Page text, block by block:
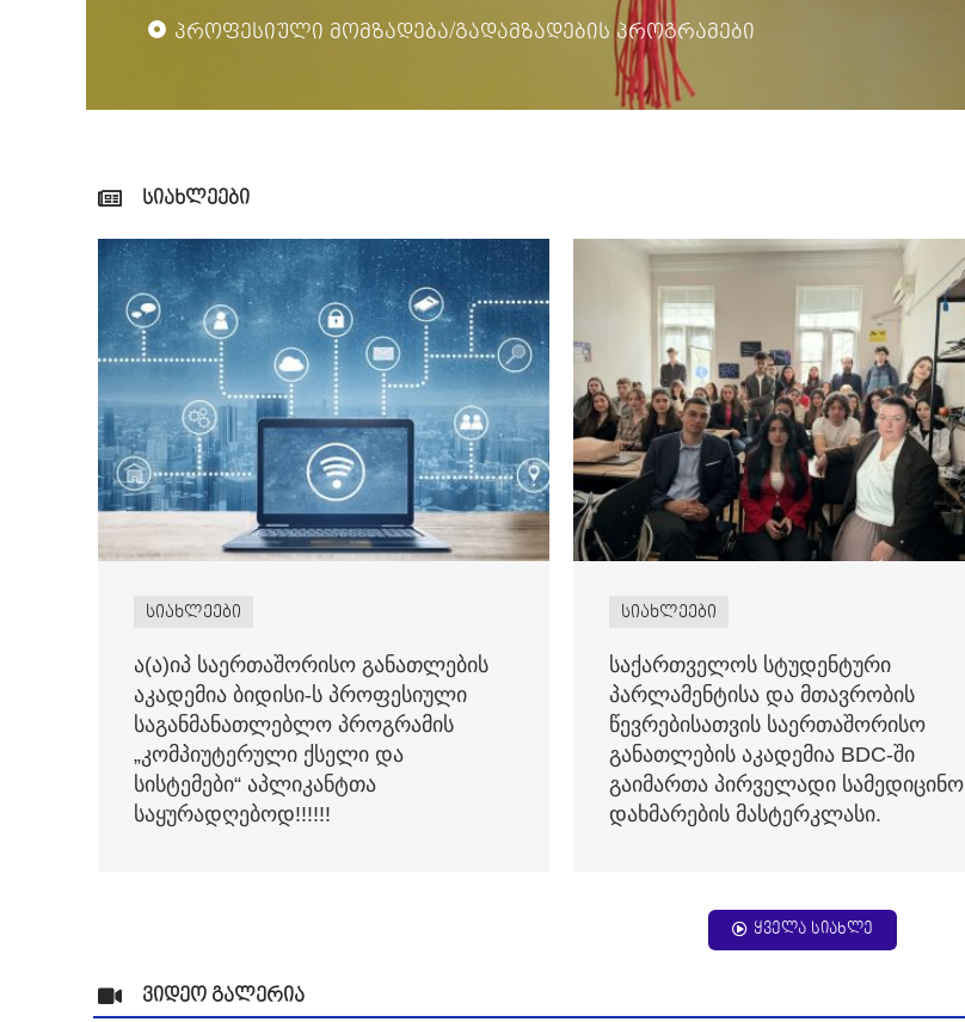
პროფესიული მომზადება/გადამზადების პროგრამები
სიახლეები
სიახლეები
ა(ა)იპ საერთაშორისო განათლების
აკადემია ბიდისი-ს პროფესიული
საგანმანათლებლო პროგრამის
„კომპიუტერული ქსელი და
სისტემები“ აპლიკანტთა
საყურადღებოდ!!!!!!
სიახლეები
საქართველოს სტუდენტური
პარლამენტისა და მთავრობის
წევრებისათვის საერთაშორისო
განათლების აკადემია BDC-ში
გაიმართა პირველადი სამედიცინო
დახმარების მასტერკლასი.
ყველა სიახლე
ვიდეო გალერია